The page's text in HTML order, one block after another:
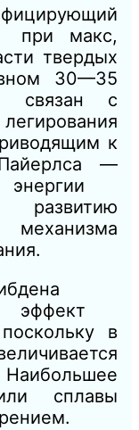
при макс,
твердых
30—35
связан с
к
—
энергии
эффект
в
сплавы